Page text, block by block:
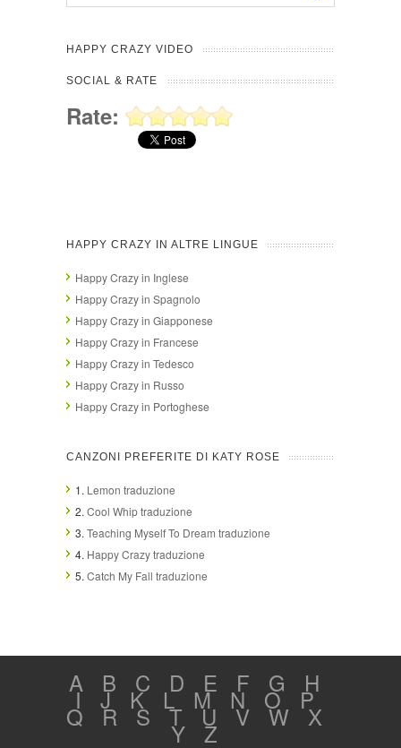
HAPPY CRAZY VIDEO
SOCIAL & RATE
Rate:
HAPPY CRAZY IN ALTRE LINGUE
Happy Crazy in Inglese
Happy Crazy in Spagnolo
Happy Crazy in Giapponese
Happy Crazy in Francese
Happy Crazy in Tedesco
Happy Crazy in Russo
Happy Crazy in Portoghese
CANZONI PREFERITE DI KATY ROSE
1. Lemon traduzione
2. Cool Whip traduzione
3. Teaching Myself To Dream traduzione
4. Happy Crazy traduzione
5. Catch My Fall traduzione
A B C D E F G H
I J K L M N O P
Q R S T U V W X
Y Z